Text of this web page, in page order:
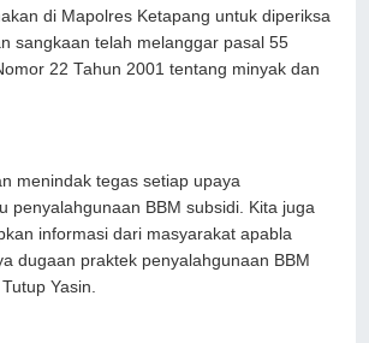
di Mapolres Ketapang untuk diperiksa
sangkaan telah melanggar pasal 55
22 Tahun 2001 tentang minyak dan
menindak tegas setiap upaya
penyalahgunaan BBM subsidi. Kita juga
informasi dari masyarakat apabla
dugaan praktek penyalahgunaan BBM
Yasin.